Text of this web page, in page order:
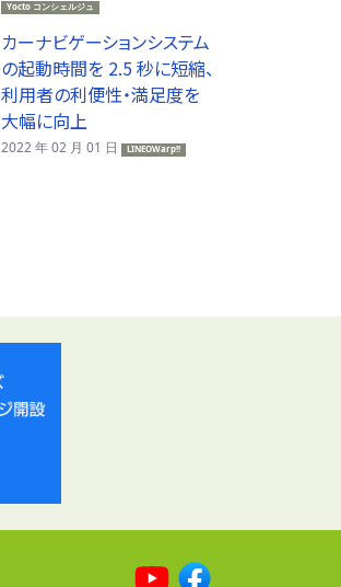
Yocto コンシェルジュ
カーナビゲーションシステム
の起動時間を 2.5 秒に短縮、
利用者の利便性・満足度を
大幅に向上
2022 年 02 月 01 日 LINEOWarp!!